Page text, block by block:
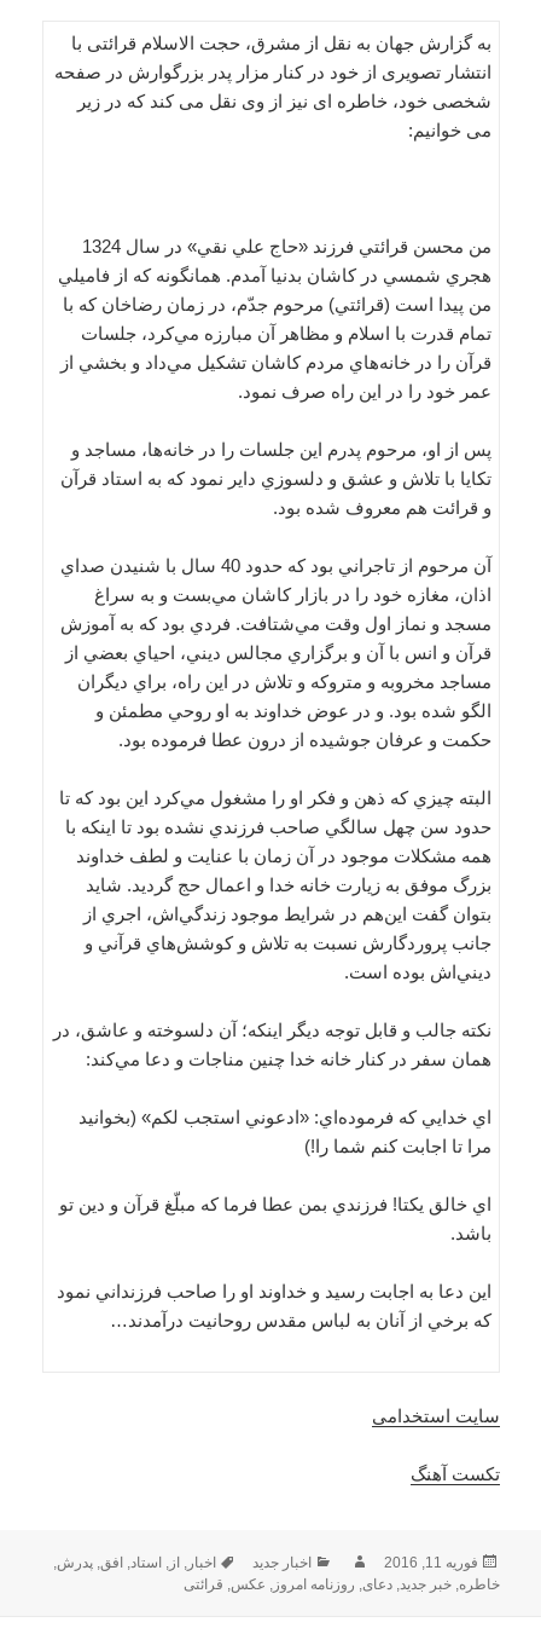
به گزارش جهان به نقل از مشرق، حجت الاسلام قرائتی با
انتشار تصویری از خود در کنار مزار پدر بزرگوارش در صفحه
شخصی خود، خاطره ای نیز از وی نقل می کند که در زیر
می خوانیم:
من محسن قرائتي فرزند «حاج علي نقي» در سال 1324
هجري شمسي در كاشان بدنيا آمدم. همانگونه كه از فاميلي
من پيدا است (قرائتي) مرحوم جدّم، در زمان رضاخان كه با
تمام قدرت با اسلام و مظاهر آن مبارزه مي‌‌كرد، جلسات
قرآن را در خانه‌‌هاي مردم كاشان تشكيل مي‌‌داد و بخشي از
عمر خود را در اين راه صرف نمود.
پس از او، مرحوم پدرم اين جلسات را در خانه‌‌ها، مساجد و
تكايا با تلاش و عشق و دلسوزي داير نمود كه به استاد قرآن
و قرائت هم معروف شده بود.
آن مرحوم از تاجراني بود كه حدود 40 سال با شنيدن صداي
اذان، مغازه خود را در بازار كاشان مي‌‌بست و به سراغ
مسجد و نماز اول وقت مي‌‌شتافت. فردي بود كه به آموزش
قرآن و انس با آن و برگزاري مجالس ديني، احياي بعضي از
مساجد مخروبه و متروكه و تلاش در اين راه، براي ديگران
الگو شده بود. و در عوض خداوند به او روحي مطمئن و
حكمت و عرفان جوشيده از درون عطا فرموده بود.
البته چيزي كه ذهن و فكر او را مشغول مي‌‌كرد اين بود كه تا
حدود سن چهل سالگي صاحب فرزندي نشده بود تا اينكه با
همه مشكلات موجود در آن زمان با عنايت و لطف خداوند
بزرگ موفق به زيارت خانه خدا و اعمال حج گرديد. شايد
بتوان گفت اين‌هم در شرايط موجود زندگي‌‌اش، اجري از
جانب پروردگارش نسبت به تلاش و كوشش‌‌هاي قرآني و
ديني‌‌اش بوده‌ است.
نكته جالب و قابل توجه ديگر اينكه؛ آن دلسوخته و عاشق، در
همان سفر در كنار خانه خدا چنين مناجات و دعا مي‌‌كند:
اي خدايي كه فرموده‌‌اي: «ادعوني استجب لكم» (بخوانيد
مرا تا اجابت كنم شما را!)
اي خالق يكتا! فرزندي بمن عطا فرما كه مبلّغ قرآن و دين تو
باشد.
اين دعا به اجابت رسيد و خداوند او را صاحب فرزنداني نمود
كه برخي از آنان به لباس مقدس روحانيت درآمدند…
سایت استخدامی
تکست آهنگ
ارسال
شده
فوریه 11, 2016 نویسندهدسته‌ها
اخبار جدید برچسب‌ها
اخبار ,از ,استاد ,افق ,پدرش
خاطره ,خبر جدید ,دعای روزنامه امروز عکس قرائتی